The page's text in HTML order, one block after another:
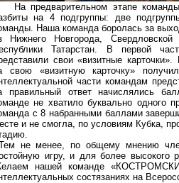
предварительном этапе
на 4 подгруппы: две
Наша команда боролась за
Нижнего Новгорода,
Татарстан. В первой
свои «визитные
свою «визитную карточку»
части командам
правильный ответ начислялись
не хватило буквально одного
с 8 набранными баллами
и не смогла, по условиям Кубка,
не менее, по общему мнению
игру, и для более высокого
нашей команде
состязаниях на